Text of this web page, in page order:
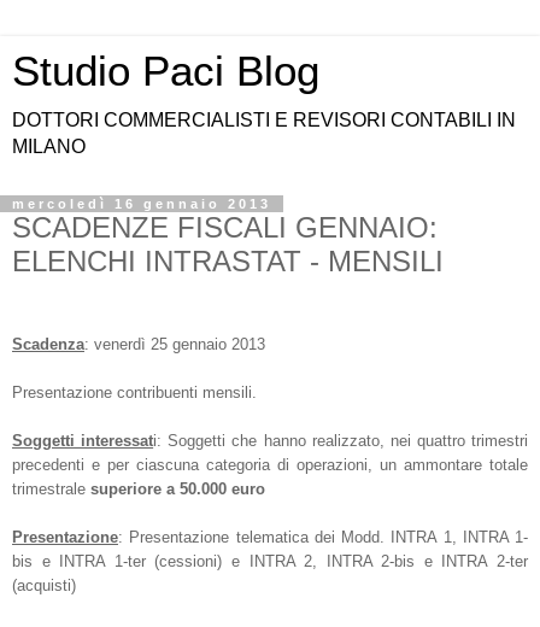
Studio Paci Blog
DOTTORI COMMERCIALISTI E REVISORI CONTABILI IN
MILANO
mercoledì 16 gennaio 2013
SCADENZE FISCALI GENNAIO:
ELENCHI INTRASTAT - MENSILI
Scadenza: venerdì 25 gennaio 2013
Presentazione contribuenti mensili.
Soggetti interessati: Soggetti che hanno realizzato, nei quattro trimestri
precedenti e per ciascuna categoria di operazioni, un ammontare totale
trimestrale superiore a 50.000 euro
Presentazione: Presentazione telematica dei Modd. INTRA 1, INTRA 1-
bis e INTRA 1-ter (cessioni) e INTRA 2, INTRA 2-bis e INTRA 2-ter
(acquisti)